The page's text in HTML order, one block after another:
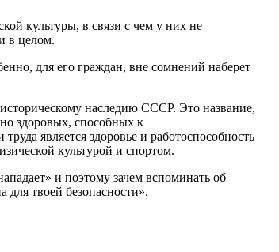
культуры, в связи с чем у них не
в целом.
для его граждан, вне сомнений наберет
наследию СССР. Это название,
здоровых, способных к
является здоровье и работоспособность
культурой и спортом.
и поэтому зачем вспоминать об
твоей безопасности».